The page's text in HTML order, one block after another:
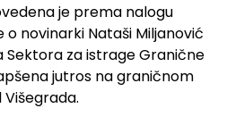
je prema nalogu
o novinarki Nataši Miljanović
Sektora za istrage Granične
jutros na graničnom